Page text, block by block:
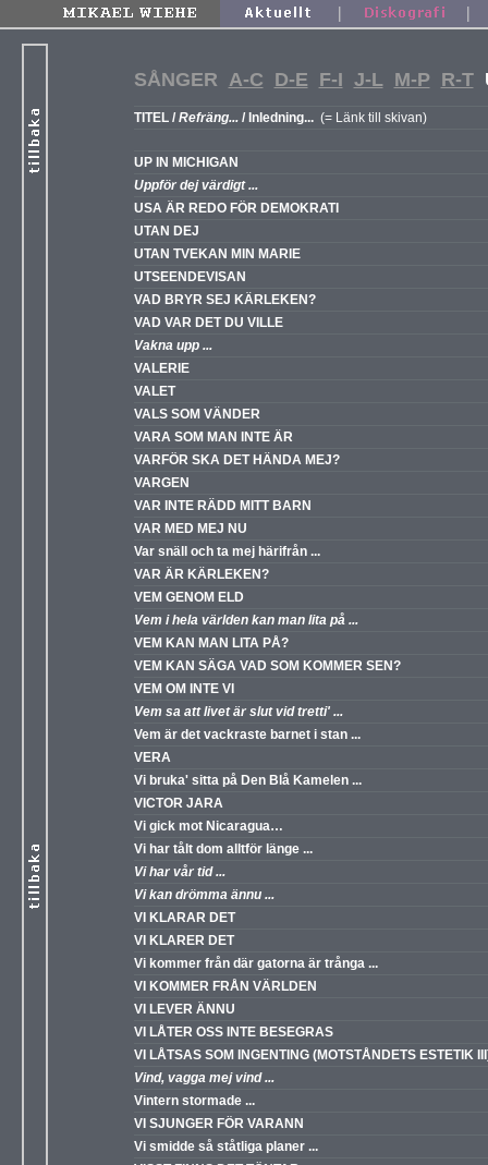
| |
SÅNGER A-C D-E F-I J-L M-P R-T
TITEL / Refräng.../ Inledning... (= Länk till skivan)
UP IN MICHIGAN
Uppför dej värdigt ...
USA ÄR REDO FÖR DEMOKRATI
UTAN DEJ
UTAN TVEKAN MIN MARIE
UTSEENDEVISAN
VAD BRYR SEJ KÄRLEKEN?
VAD VAR DET DU VILLE
Vakna upp ...
VALERIE
VALET
VALS SOM VÄNDER
VARA SOM MAN INTE ÄR
VARFÖR SKA DET HÄNDA MEJ?
VARGEN
VAR INTE RÄDD MITT BARN
VAR MED MEJ NU
Var snäll och ta mej härifrån ...
VAR ÄR KÄRLEKEN?
VEM GENOM ELD
Vem i hela världen kan man lita på ...
VEM KAN MAN LITA PÅ?
VEM KAN SÄGA VAD SOM KOMMER SEN?
VEM OM INTE VI
Vem sa att livet är slut vid tretti' ...
Vem är det vackraste barnet i stan ...
VERA
Vi bruka' sitta på Den Blå Kamelen ...
VICTOR JARA
Vi gick mot Nicaragua…
Vi har tålt dom alltför länge ...
Vi har vår tid ...
Vi kan drömma ännu ...
VI KLARAR DET
VI KLARER DET
Vi kommer från där gatorna är trånga ...
VI KOMMER FRÅN VÄRLDEN
VI LEVER ÄNNU
VI LÅTER OSS INTE BESEGRAS
VI LÅTSAS SOM INGENTING (MOTSTÅNDETS ESTETIK
Vind, vagga mej vind ...
Vintern stormade ...
VI SJUNGER FÖR VARANN
Vi smidde så ståtliga planer ...